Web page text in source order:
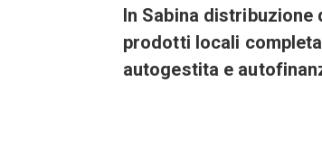
In Sabina distribuzione
prodotti locali
autogestita e